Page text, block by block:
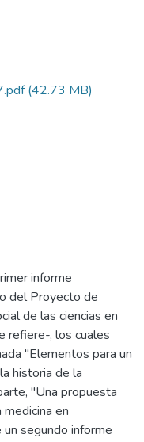
(42.73 MB)
informe
del Proyecto de
de las ciencias en
refiere-, los cuales
"Elementos para un
historia de la
''Una propuesta
en
segundo informe